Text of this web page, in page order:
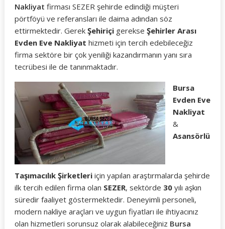
Nakliyat firması SEZER şehirde edindiği müşteri
pörtföyü ve referansları ile daima adından söz
ettirmektedir. Gerek Şehiriçigerekse Şehirler Arası
Evden Eve Nakliyat hizmeti için tercih edebileceğiz
firma sektöre bir çok yeniliği kazandırmanın yanı sıra
tecrübesi ile de tanınmaktadır.
Bursa
Evden Eve
Nakliyat
&
Asansörlü
Taşımacılık Şirketleriiçin yapılan araştırmalarda şehirde
ilk tercih edilen firma olan SEZER, sektörde 30yılı aşkın
süredir faaliyet göstermektedir. Deneyimli personeli,
modern nakliye araçları ve uygun fiyatları ile ihtiyacınız
olan hizmetleri sorunsuz olarak alabileceğiniz Bursa